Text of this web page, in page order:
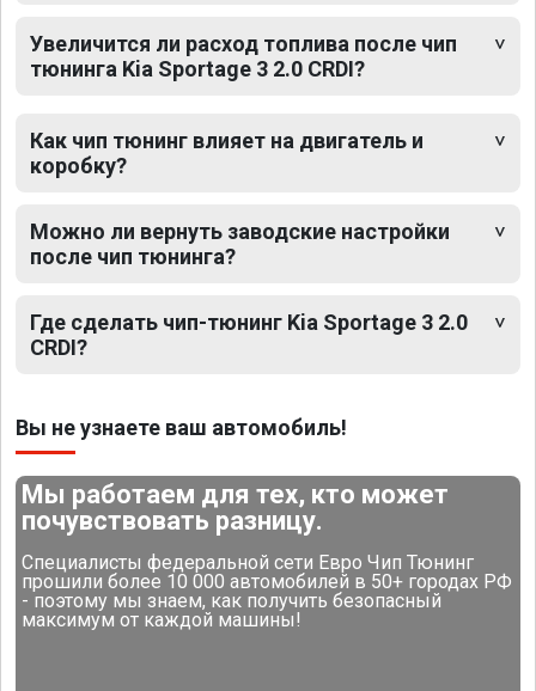
Увеличится ли расход топлива после чип
тюнинга Kia Sportage 3 2.0 CRDI?
Как чип тюнинг влияет на двигатель и
коробку?
Можно ли вернуть заводские настройки
после чип тюнинга?
Где сделать чип-тюнинг Kia Sportage 3 2.0
CRDI?
Вы не узнаете ваш автомобиль!
Мы работаем для тех, кто может
почувствовать разницу.
Специалисты федеральной сети Евро Чип Тюнинг
прошили более 10 000 автомобилей в 50+ городах РФ
- поэтому мы знаем, как получить безопасный
максимум от каждой машины!